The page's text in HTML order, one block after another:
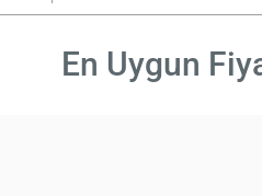
En Uygun